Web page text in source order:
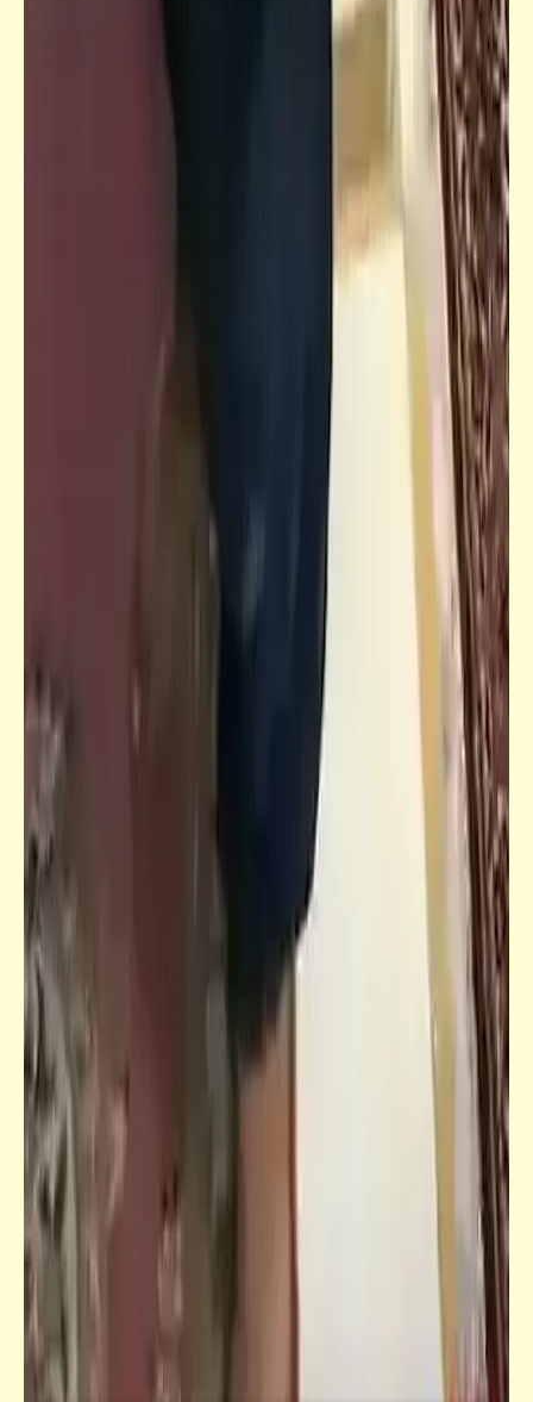
صور ألعاب الأطفال زمان | ذكريات الطفولة (5)
ألبوم لأربع أخوات اعتدن على التصوير معاً سنوياً
الخيميائي | باولو كويلو | الجزء الثامن
من ألحان "يانّي" المفعمة بالبهجة والسعادة